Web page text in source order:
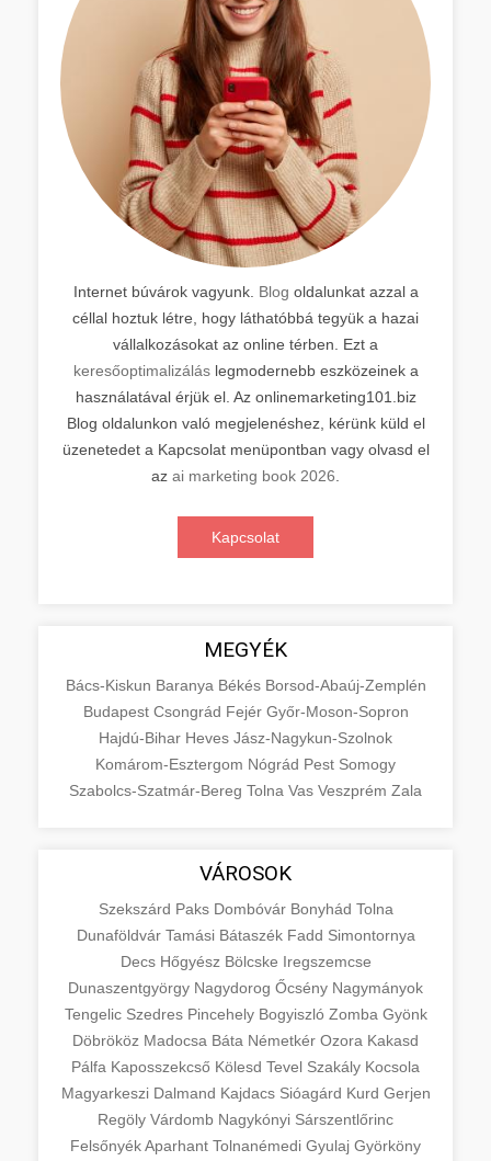
Internet búvárok vagyunk. Blog oldalunkat azzal a
céllal hoztuk létre, hogy láthatóbbá tegyük a hazai
vállalkozásokat az online térben. Ezt a
keresőoptimalizáláslegmodernebb eszközeinek a
használatával érjük el. Az onlinemarketing101.biz
Blog oldalunkon való megjelenéshez, kérünk küld el
üzenetedet a Kapcsolat menüpontban vagy olvasd el
az ai marketing book 2026
Kapcsolat
MEGYÉK
Bács-Kiskun Baranya Békés Borsod-Abaúj-Zemplén
Budapest Csongrád Fejér Győr-Moson-Sopron
Hajdú-Bihar Heves Jász-Nagykun-Szolnok
Komárom-Esztergom Nógrád Pest Somogy
Szabolcs-Szatmár-Bereg Tolna Vas Veszprém Zala
VÁROSOK
Szekszárd Paks Dombóvár Bonyhád Tolna
Dunaföldvár Tamási Bátaszék Fadd Simontornya
Decs Hőgyész Bölcske Iregszemcse
Dunaszentgyörgy Nagydorog Őcsény Nagymányok
Tengelic Szedres Pincehely Bogyiszló Zomba Gyönk
Döbrököz Madocsa Báta Németkér Ozora Kakasd
Pálfa Kaposszekcső Kölesd Tevel Szakály Kocsola
Magyarkeszi Dalmand Kajdacs Sióagárd Kurd Gerjen
Regöly Várdomb Nagykónyi Sárszentlőrinc
FelsőnyékAparhant Tolnanémedi Gyulaj Györköny